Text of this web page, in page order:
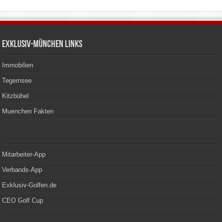
Exklusiv-München Links
Immobilien
Tegernsee
Kitzbühel
Muenchen Fakten
Mitarbeiter-App
Verbands-App
Exklusiv-Golfen.de
CEO Golf Cup